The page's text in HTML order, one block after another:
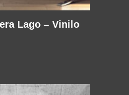
Lago – Vinilo